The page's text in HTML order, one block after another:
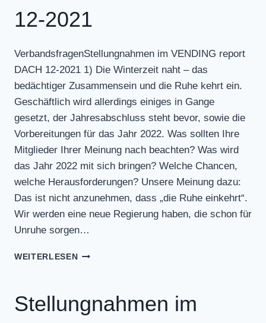
12-2021
VerbandsfragenStellungnahmen im VENDING report
DACH 12-2021 1) Die Winterzeit naht – das
bedächtiger Zusammensein und die Ruhe kehrt ein.
Geschäftlich wird allerdings einiges in Gange
gesetzt, der Jahresabschluss steht bevor, sowie die
Vorbereitungen für das Jahr 2022. Was sollten Ihre
Mitglieder Ihrer Meinung nach beachten? Was wird
das Jahr 2022 mit sich bringen? Welche Chancen,
welche Herausforderungen? Unsere Meinung dazu:
Das ist nicht anzunehmen, dass „die Ruhe einkehrt“.
Wir werden eine neue Regierung haben, die schon für
Unruhe sorgen…
WEITERLESENSTELLUNGNAHMEN
DACH
12-
Stellungnahmen im